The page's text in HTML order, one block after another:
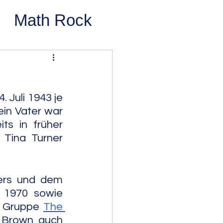
Math Rock
Rock
Pop
Modal
Juli 1943 je
Vater war
in früher
Turner
und dem
sowie
The
auch